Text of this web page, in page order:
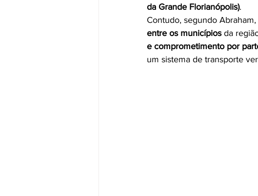
da Grande Florianópolis).
Contudo, segundo
entre os municípios da
e comprometimento por
um sistema de transporte